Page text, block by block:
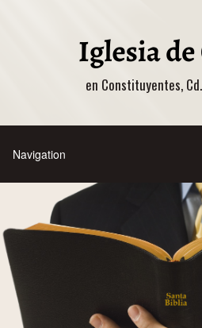
en Constituyentes,